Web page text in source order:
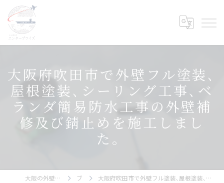
大阪府吹田市で外壁フル塗装､
屋根塗装､シーリング工事､ベ
ランダ簡易防水工事の外壁補
修及び錆止めを施工しまし
た。
大阪の外壁塗装ならエンタープライズ ブログ 大阪府吹田市で外壁フル塗装､屋根塗装､シーリング工事､ベランダ簡易防水工事の外壁補修及び錆止めを施工しました。